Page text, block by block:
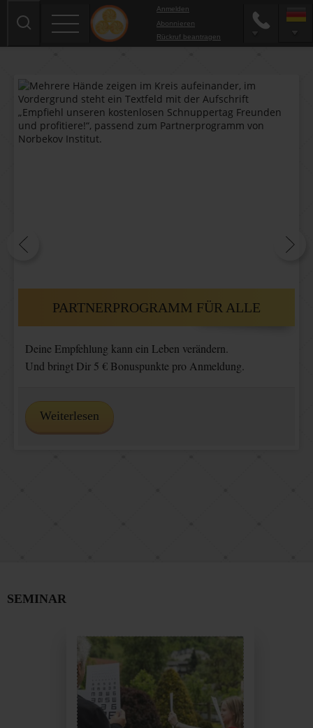
Anmelden
Abonnieren
Rückruf beantragen
PARTNERPROGRAMM FÜR ALLE
Deine Empfehlung kann ein Leben verändern.
Und bringt Dir 5 € Bonuspunkte pro Anmeldung.
Weiterlesen
AKTUELLE PRÄSENZSEMINARE
SEMINAR